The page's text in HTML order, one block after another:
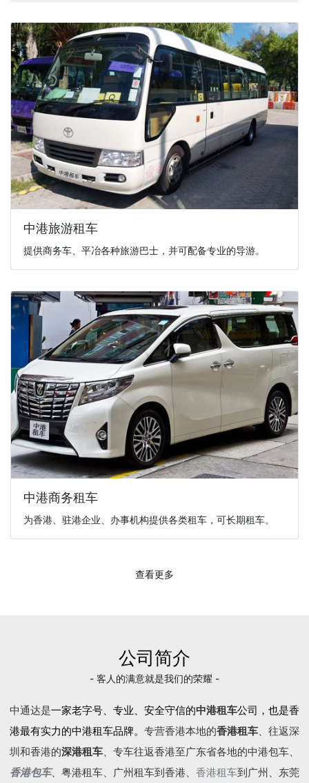
中港旅游租车
提供商务车、平冶各种旅游巴士，并可配备专业的导游。
中港商务租车
为香港、驻港企业、办事机构提供各类租车，可长期租车。
查看更多
公司简介
- 客人的满意就是我们的荣耀 -
中通达是一家老字号、专业、安全守信的中港租车公司，也是香
港最有实力的中港租车品牌。 专营香港本地的香港租车、往返深
圳和香港的深港租车、专车往返香港至广东省各地的中港包车、
香港包车、 粤港租车、广州租车到香港、 香港租车到广州、东莞